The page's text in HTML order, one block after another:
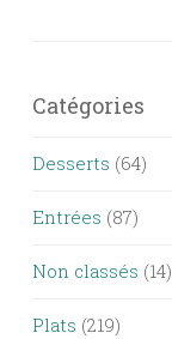
Catégories
Desserts (64)
Entrées (87)
Non classés (14)
Plats (219)